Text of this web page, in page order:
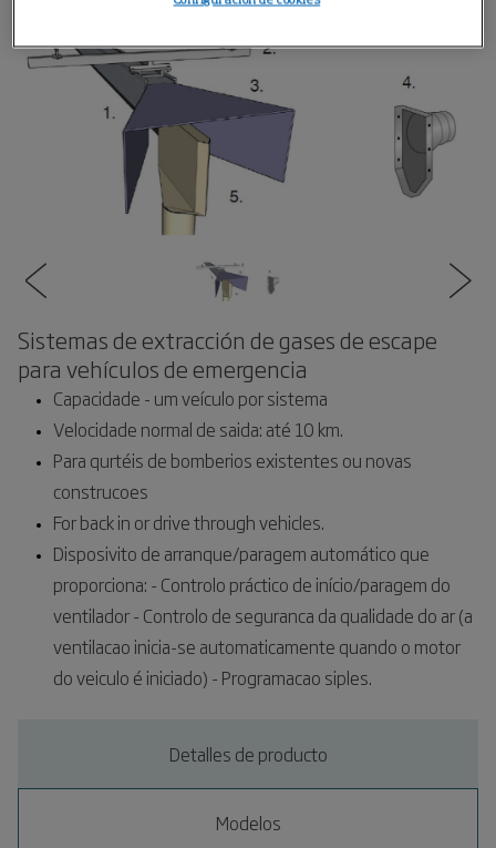
Sistemas de extracción de gases de escape
para vehículos de emergencia
Capacidade - um veículo por sistema
Velocidade normal de saida: até 10 km.
Para qurtéis de bomberios existentes ou novas
construcoes
For back in or drive through vehicles.
Disposivito de arranque/paragem automático que
proporciona: - Controlo práctico de início/paragem do
ventilador - Controlo de seguranca da qualidade do ar (a
ventilacao inicia-se automaticamente quando o motor
do veiculo é iniciado) - Programacao siples.
Detalles de producto
Modelos